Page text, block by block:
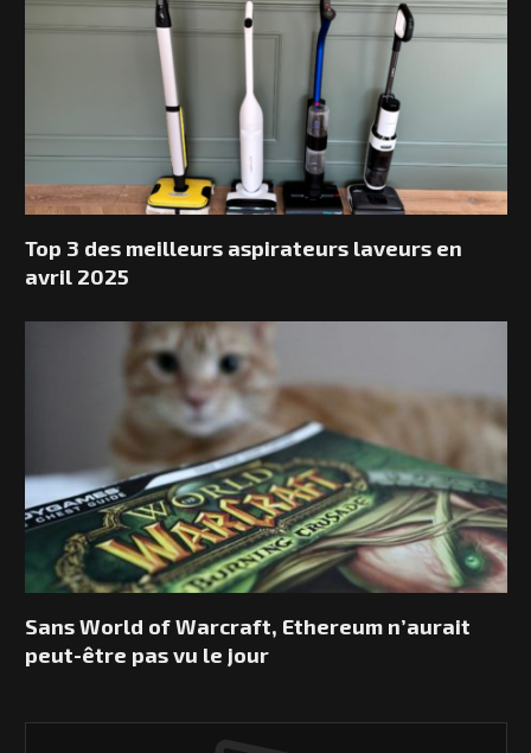
Top 3 des meilleurs aspirateurs laveurs en
avril 2025
Sans World of Warcraft, Ethereum n’aurait
peut-être pas vu le jour